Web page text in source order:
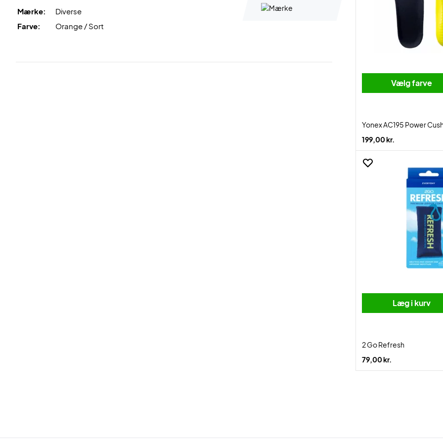
Mærke:
Diverse
Farve:
Orange / Sort
Vælg farve
Yonex AC195 Power
199,00 kr.
Læg i kurv
2 Go Refresh
79,00 kr.